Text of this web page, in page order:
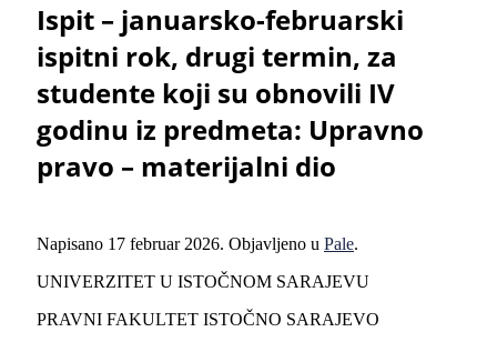
Ispit – januarsko-februarski
ispitni rok, drugi termin, za
studente koji su obnovili IV
godinu iz predmeta: Upravno
pravo – materijalni dio
Napisano 17 februar 2026. Objavljeno u Pale.
UNIVERZITET U ISTOČNOM SARAJEVU
PRAVNI FAKULTET ISTOČNO SARAJEVO